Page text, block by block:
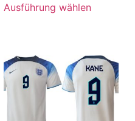
Ausführung wählen